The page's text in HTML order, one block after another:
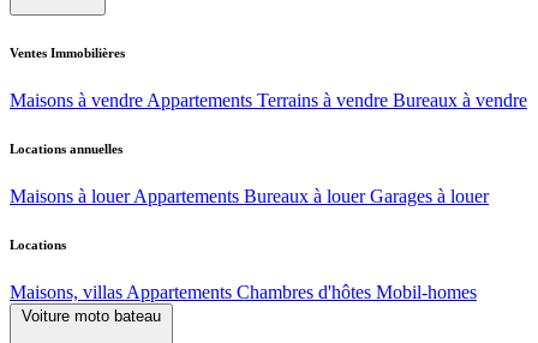
Ventes Immobilières
Maisons à vendre Appartements Terrains à vendre Bureaux à vendre
Locations annuelles
Maisons à louer Appartements Bureaux à louer Garages à louer
Locations
Maisons, villas Appartements Chambres d'hôtes Mobil-homes
Voiture moto bateau